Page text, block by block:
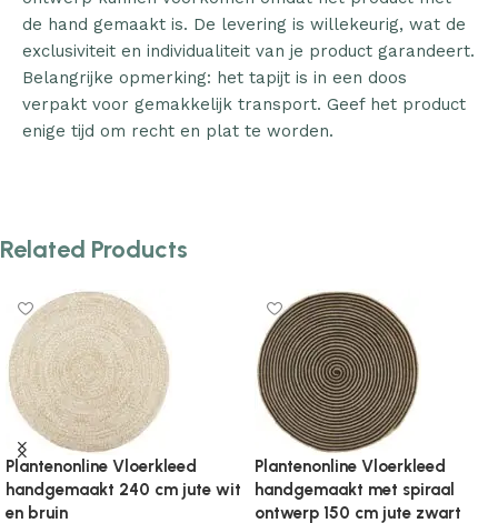
de hand gemaakt is. De levering is willekeurig, wat de
exclusiviteit en individualiteit van je product garandeert.
Belangrijke opmerking: het tapijt is in een doos
verpakt voor gemakkelijk transport. Geef het product
enige tijd om recht en plat te worden.
Related Products
Plantenonline Vloerkleed
handgemaakt rond 120 cm
Plantenonline
handgemaakt rond
jute donkergrijs